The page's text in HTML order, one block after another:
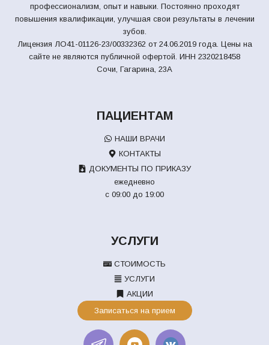
профессионализм, опыт и навыки. Постоянно проходят
повышения квалификации, улучшая свои результаты в лечении
зубов.
Лицензия ЛО41-01126-23/00332362 от 24.06.2019 года. Цены на
сайте не являются публичной офертой. ИНН 2320218458
Сочи, Гагарина, 23А
ПАЦИЕНТАМ
НАШИ ВРАЧИ
КОНТАКТЫ
ДОКУМЕНТЫ ПО ПРИКАЗУ
ежедневно
с 09:00 до 19:00
УСЛУГИ
СТОИМОСТЬ
УСЛУГИ
АКЦИИ
Записаться на прием